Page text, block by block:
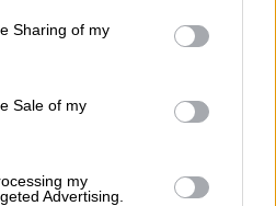
behaviour. You may click to
and its third-party tags to
purposes in below Google
Sharing of my
Sale of my
my
Advertising.
πλευρών στη